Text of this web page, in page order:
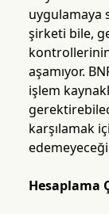
uygulamaya
şirketi bile,
kontrollerinin
aşamıyor.
işlem
karşılamak
Hesaplama